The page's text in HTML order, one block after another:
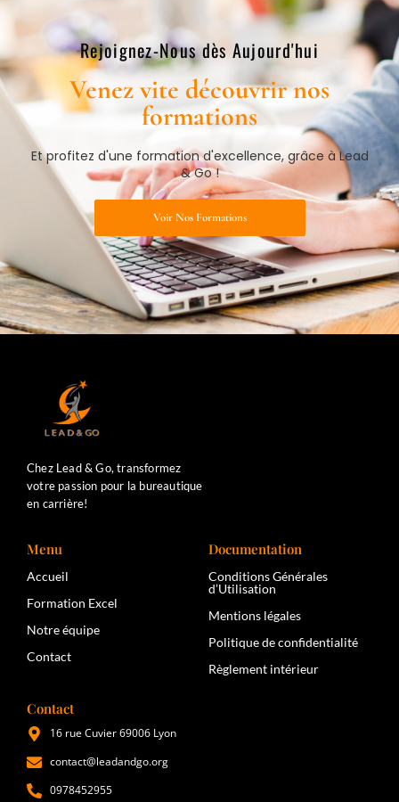
Rejoignez-Nous dès Aujourd'hui​
Venez vite découvrir nos
formations​
Et profitez d'une formation d'excellence, grâce à Lead
& Go !
Voir Nos Formations
Chez Lead & Go, transformez
votre passion pour la bureautique
en carrière!
Menu
Accueil
Formation Excel
Notre équipe
Contact
Documentation
Conditions Générales
d’Utilisation
Mentions légales
Politique de confidentialité
Règlement intérieur
Contact
16 rue Cuvier 69006 Lyon
contact@leadandgo.org
0978452955